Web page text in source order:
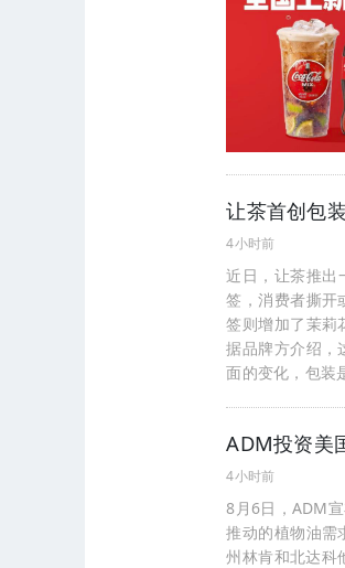
让茶首创包
4小时前
近日，让茶推出
签，消费者撕开
签则增加了茉莉
据品牌方介绍，
面的变化，包装
ADM投资美
4小时前
8月6日，ADM
推动的植物油需
州林肯和北达科